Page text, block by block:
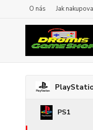
O nás Jak
PS1